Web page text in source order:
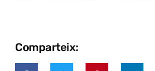
Comparteix: